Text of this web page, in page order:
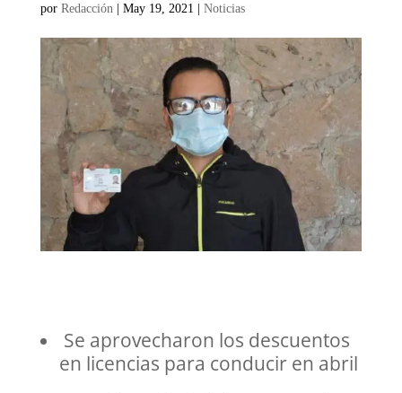
por Redacción | May 19, 2021 | Noticias
Se aprovecharon los descuentos
en licencias para conducir en abril